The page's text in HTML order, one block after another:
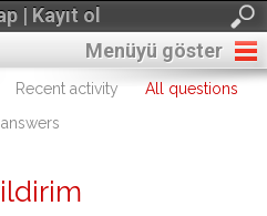
| Kayıt ol
Menüyü göster
Recent activity
All questions